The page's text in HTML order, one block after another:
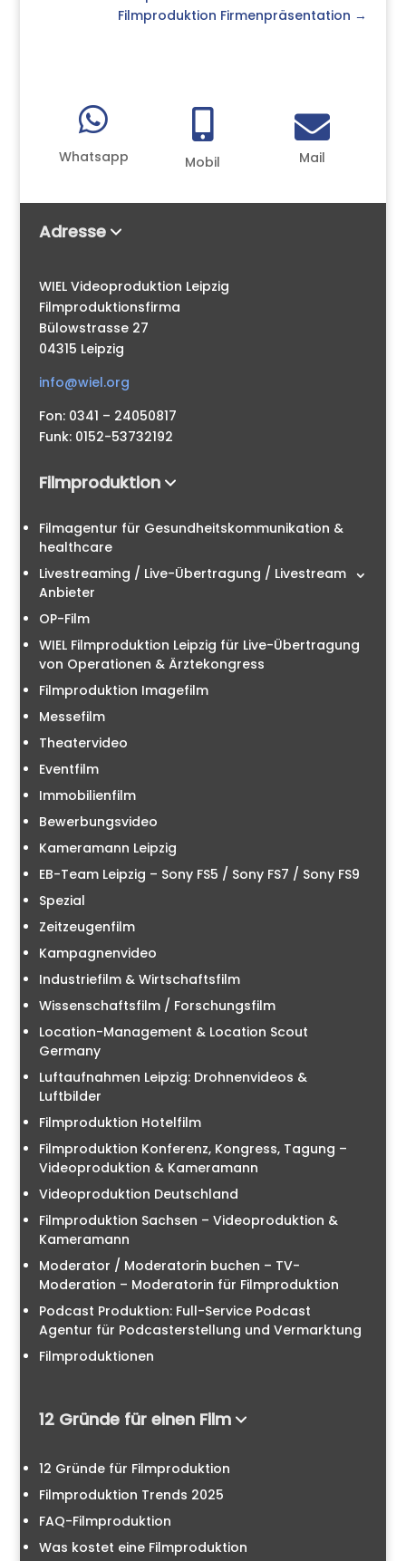
Filmproduktion Firmenpräsentation →

Whatsapp

Mobil

Mail
Adresse
WIEL Videoproduktion Leipzig
Filmproduktionsfirma
Bülowstrasse 27
04315 Leipzig
info@wiel.org
Fon: 0341 – 24050817
Funk: 0152-53732192
Filmproduktion
Filmagentur für Gesundheitskommunikation &
healthcare
Livestreaming / Live-Übertragung / Livestream
Anbieter
OP-Film
WIEL Filmproduktion Leipzig für Live-Übertragung
von Operationen & Ärztekongress
Filmproduktion Imagefilm
Messefilm
Theatervideo
Eventfilm
Immobilienfilm
Bewerbungsvideo
Kameramann Leipzig
EB-Team Leipzig – Sony FS5 / Sony FS7 / Sony FS9
Spezial
Zeitzeugenfilm
Kampagnenvideo
Industriefilm & Wirtschaftsfilm
Wissenschaftsfilm / Forschungsfilm
Location-Management & Location Scout
Germany
Luftaufnahmen Leipzig: Drohnenvideos &
Luftbilder
Filmproduktion Hotelfilm
Filmproduktion Konferenz, Kongress, Tagung –
Videoproduktion & Kameramann
Videoproduktion Deutschland
Filmproduktion Sachsen – Videoproduktion &
Kameramann
Moderator / Moderatorin buchen – TV-
Moderation – Moderatorin für Filmproduktion
Podcast Produktion: Full-Service Podcast
Agentur für Podcasterstellung und Vermarktung
Filmproduktionen
12 Gründe für einen Film
12 Gründe für Filmproduktion
Filmproduktion Trends 2025
FAQ-Filmproduktion
Was kostet eine Filmproduktion